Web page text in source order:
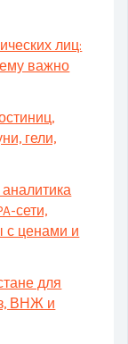
лиц:
важно
гели,
сети,
с ценами и
для
ВНЖ и